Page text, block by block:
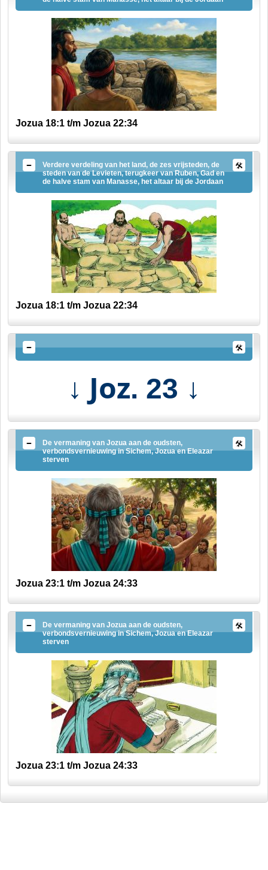
Jozua 18:1 t/m Jozua 22:34
Verdere verdeling van het land, de zes vrijsteden, de
steden van de Levieten, terugkeer van Ruben, Gad en
de halve stam van Manasse, het altaar bij de Jordaan
Jozua 18:1 t/m Jozua 22:34
↓ Joz. 23 ↓
De vermaning van Jozua aan de oudsten,
verbondsvernieuwing in Sichem, Jozua en Eleazar
sterven
Jozua 23:1 t/m Jozua 24:33
De vermaning van Jozua aan de oudsten,
verbondsvernieuwing in Sichem, Jozua en Eleazar
sterven
Jozua 23:1 t/m Jozua 24:33